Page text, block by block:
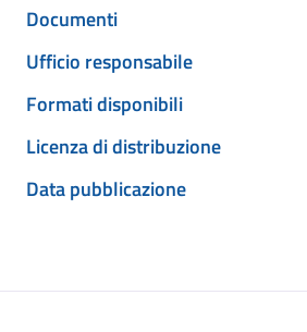
Documenti
Ufficio responsabile
Formati disponibili
Licenza di distribuzione
Data pubblicazione